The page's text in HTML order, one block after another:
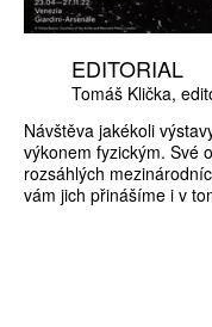
EDITORIAL
Tomáš Klička
Návštěva jakékoli
výkonem fyzickým. Své
rozsáhlých
vám jich přinášíme i v